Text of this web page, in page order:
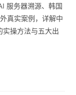
服务器溯源、韩国
真实案例，详解中
操方法与五大出